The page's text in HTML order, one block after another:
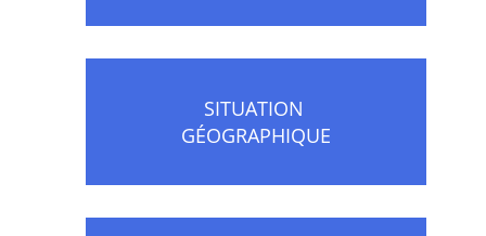
SITUATION
GÉOGRAPHIQUE